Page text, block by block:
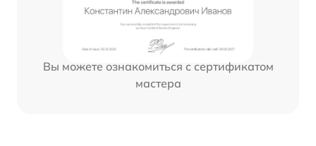
Вы можете ознакомиться с сертификатом
мастера